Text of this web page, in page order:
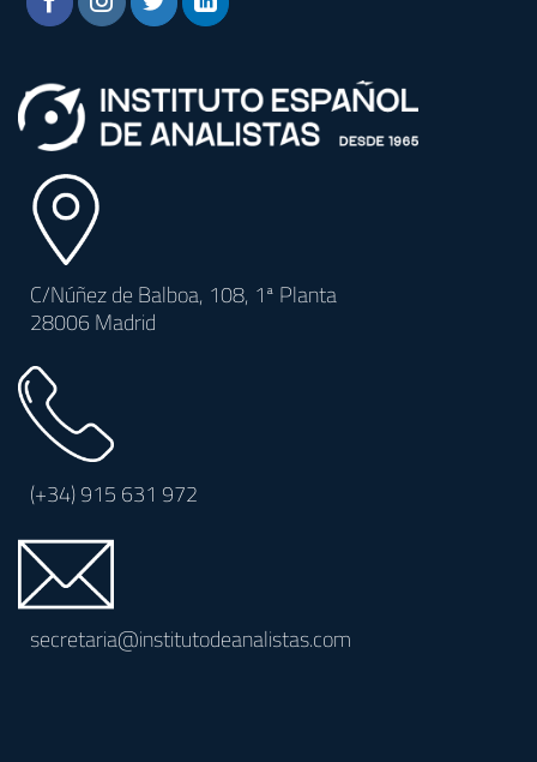
C/Núñez de Balboa, 108, 1ª Planta
28006 Madrid
(+34)915 631 972
secretaria@institutodeanalistas.com